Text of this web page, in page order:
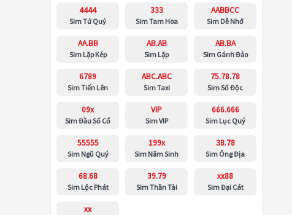
4444
Sim Tứ Quý
333
Sim Tam Hoa
AABBCC
Sim Dễ Nhớ
AA.BB
Sim Lặp Kép
AB.AB
Sim Lặp
AB.BA
Sim Gánh Đảo
6789
Sim Tiến Lên
ABC.ABC
Sim Taxi
75.78.78
Sim Số Độc
09x
Sim Đầu Số Cổ
VIP
Sim VIP
666.666
Sim Lục Quý
55555
Sim Ngũ Quý
199x
Sim Năm Sinh
38.78
Sim Ông Địa
68.68
Sim Lộc Phát
39.79
Sim Thần Tài
xx88
Sim Đại Cát
xx